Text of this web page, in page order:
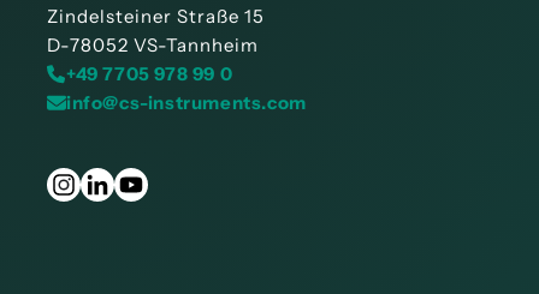
Zindelsteiner Straße 15
D-78052 VS-Tannheim
+49 7705 978 99 0
info@cs-instruments.com